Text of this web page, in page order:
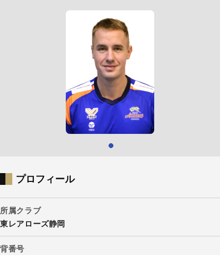
プロフィール
所属クラブ
東レアローズ静岡
背番号